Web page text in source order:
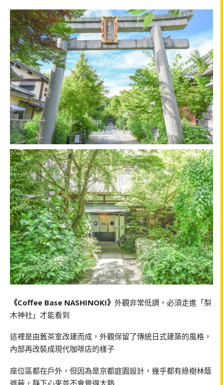
《Coffee Base NASHINOKI》 外觀非常低調，必須走進「梨
木神社」才能看到
這裡是由舊茶室改建而成，外觀保留了傳統日式建築的風格，
內部再改裝成現代咖啡店的樣子
座位區都在戶外，但因為是京都庭園設計，幾乎都有綠樹林蔭
遮蔽，靜下心來並不會覺得太熱